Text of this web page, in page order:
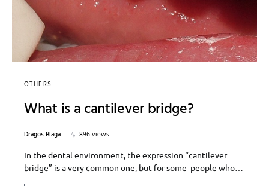
OTHERS
What is a cantilever bridge?
Dragos Blaga
896 views
In the dental environment, the expression “cantilever
bridge” is a very common one, but for some people who…